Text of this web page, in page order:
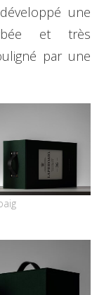
une
et très
par une